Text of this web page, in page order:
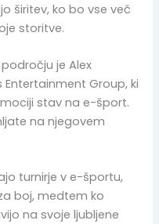
širitev, ko bo vse več
storitve.
je Alex
Entertainment Group, ki
stav na e-šport.
na njegovem
turnirje v e-športu,
boj, medtem ko
na svoje ljubljene